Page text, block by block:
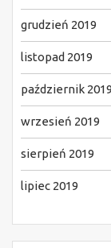
grudzień 2019
listopad 2019
październik 2019
wrzesień 2019
sierpień 2019
lipiec 2019